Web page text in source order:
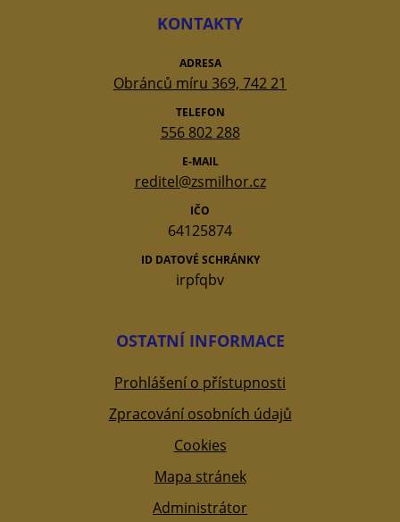
KONTAKTY
ADRESA
Obránců míru 369, 742 21
TELEFON
556 802 288
E-MAIL
reditel@zsmilhor.cz
IČO
64125874
ID DATOVÉ SCHRÁNKY
irpfqbv
OSTATNÍ INFORMACE
Prohlášení o přístupnosti
Zpracování osobních údajů
Cookies
Mapa stránek
Administrátor